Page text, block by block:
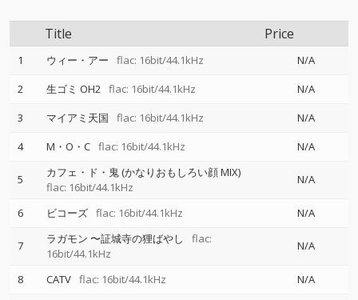
Title Price
1 ウィー・アー flac: 16bit/44.1kHz
N/A
2
生ゴミ OH2 flac: 16bit/44.1kHz
N/A
3
マイアミ天国 flac: 16bit/44.1kHz
N/A
4
M・O・C flac: 16bit/44.1kHz N/A
5
カフェ・ド・鬼 (かなりおもしろい顔 MIX)
flac: 16bit/44.1kHz
N/A
6 ビコーズ flac: 16bit/44.1kHz N/A
7 ラガモン 〜証城寺の狸ばやし
flac:
16bit/44.1kHz
N/A
8 CATV flac: 16bit/44.1kHz
N/A